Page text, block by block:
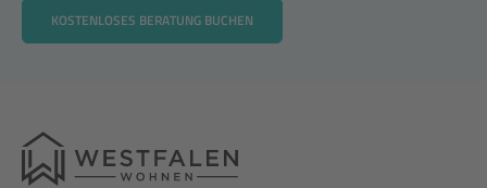
KOSTENLOSES BERATUNG BUCHEN
KOSTENLOSES BERATUNG BUCHEN